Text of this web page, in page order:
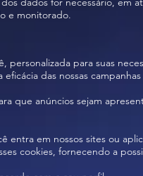
e monitorado.
personalizada para suas
das nossas
que anúncios sejam
entra em nossos sites ou
cookies, fornecendo a